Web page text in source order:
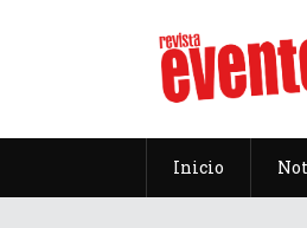
Inicio